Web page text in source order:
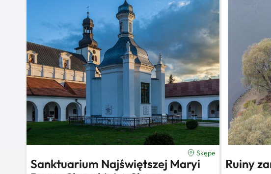
Skępe
Sanktuarium Najświętszej Maryi
Ruiny